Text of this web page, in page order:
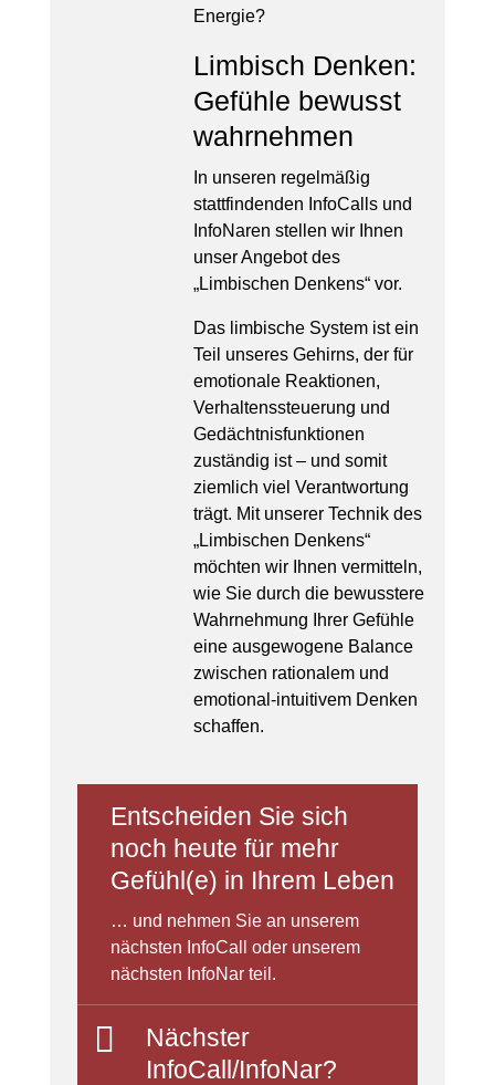
Energie?
Limbisch Denken:
Gefühle bewusst
wahrnehmen
In unseren regelmäßig
stattfindenden InfoCalls und
InfoNaren stellen wir Ihnen
unser Angebot des
„Limbischen Denkens“ vor.
Das limbische System ist ein
Teil unseres Gehirns, der für
emotionale Reaktionen,
Verhaltenssteuerung und
Gedächtnisfunktionen
zuständig ist – und somit
ziemlich viel Verantwortung
trägt. Mit unserer Technik des
„Limbischen Denkens“
möchten wir Ihnen vermitteln,
wie Sie durch die bewusstere
Wahrnehmung Ihrer Gefühle
eine ausgewogene Balance
zwischen rationalem und
emotional-intuitivem Denken
schaffen.
Entscheiden Sie sich
noch heute für mehr
Gefühl(e) in Ihrem Leben
… und nehmen Sie an unserem
nächsten InfoCall oder unserem
nächsten InfoNar teil.

Nächster
InfoCall/InfoNar?